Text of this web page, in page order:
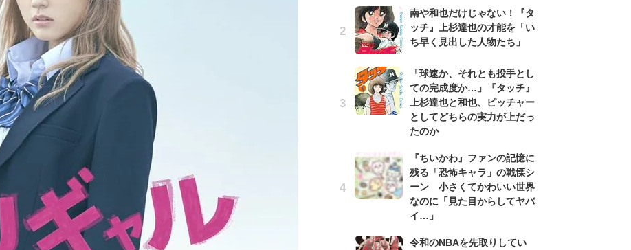
南や和也だけじゃない！『タ
ッチ』上杉達也の才能を「い
ち早く見出した人物たち」
「球速か、それとも投手とし
ての完成度か…」『タッチ』
上杉達也と和也、ピッチャー
としてどちらの実力が上だっ
たのか
『ちいかわ』ファンの記憶に
残る「恐怖キャラ」の戦慄シ
ーン 小さくてかわいい世界
なのに「見た目からしてヤバ
イ…」
令和のNBAを先取りしてい